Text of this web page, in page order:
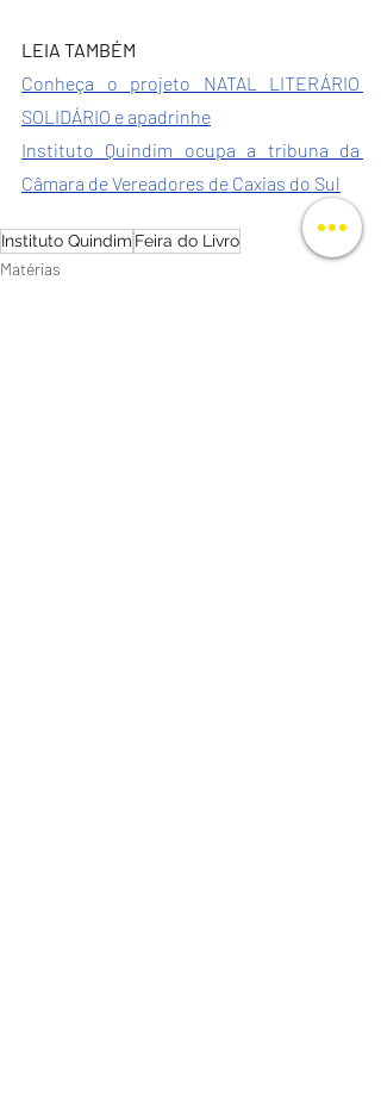
LEIA TAMBÉM
Conheça o projeto NATAL LITERÁRIO
SOLIDÁRIO e apadrinhe
Instituto Quindim ocupa a tribuna da
Câmara de Vereadores de Caxias do Sul
Instituto Quindim Feira do Livro
Matérias